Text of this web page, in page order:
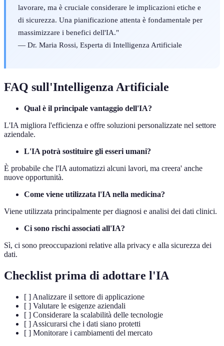
lavorare, ma è cruciale considerare le implicazioni etiche e
di sicurezza. Una pianificazione attenta è fondamentale per
massimizzare i benefici dell'IA."
— Dr. Maria Rossi, Esperta di Intelligenza Artificiale
FAQ sull'Intelligenza Artificiale
Qual è il principale vantaggio dell'IA?
L'IA migliora l'efficienza e offre soluzioni personalizzate nel settore
aziendale.
L'IA potrà sostituire gli esseri umani?
È probabile che l'IA automatizzi alcuni lavori, ma creera' anche
nuove opportunità.
Come viene utilizzata l'IA nella medicina?
Viene utilizzata principalmente per diagnosi e analisi dei dati clinici.
Ci sono rischi associati all'IA?
Sì, ci sono preoccupazioni relative alla privacy e alla sicurezza dei
dati.
Checklist prima di adottare l'IA
[ ] Analizzare il settore di applicazione
[ ] Valutare le esigenze aziendali
[ ] Considerare la scalabilità delle tecnologie
[ ] Assicurarsi che i dati siano protetti
[ ] Monitorare i cambiamenti del mercato